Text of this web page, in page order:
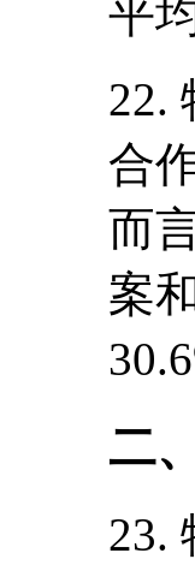
平
22.
合
而
案
二
23.